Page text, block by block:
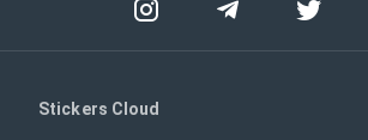
Stickers Cloud